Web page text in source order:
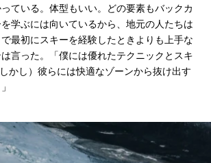
ている。体型もいい。どの要素もバックカ
学ぶには向いているから、地元の人たちは
最初にスキーを経験したときよりも上手な
言った。「僕には優れたテクニックとスキ
かし）彼らには快適なゾーンから抜け出す